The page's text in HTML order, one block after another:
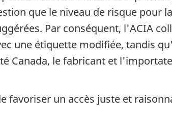
que le niveau de risque pour
Par conséquent, l'ACIA
une étiquette modifiée, tandis
Canada, le fabricant et
favoriser un accès juste et